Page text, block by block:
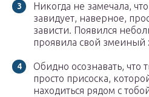
Никогда не замечала,
завидует, наверное,
зависти. Появился
проявила свой змеиный
Обидно осознавать, что
просто присоска,
находиться рядом с